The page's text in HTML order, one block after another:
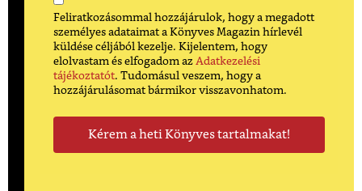
Feliratkozásommal hozzájárulok, hogy a megadott
személyes adataimat a Könyves Magazin hírlevél
küldése céljából kezelje. Kijelentem, hogy
elolvastam és elfogadom az Adatkezelési
tájékoztatót. Tudomásul veszem, hogy a
hozzájárulásomat bármikor visszavonhatom.